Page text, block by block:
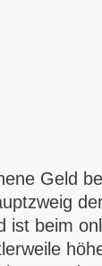
Geld
ist beim